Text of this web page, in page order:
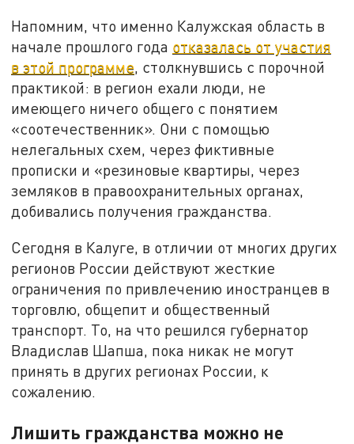
Напомним, что именно Калужская область в
начале прошлого года отказалась от участия
в этой программе, столкнувшись с порочной
практикой: в регион ехали люди, не
имеющего ничего общего с понятием
«соотечественник». Они с помощью
нелегальных схем, через фиктивные
прописки и «резиновые квартиры, через
земляков в правоохранительных органах,
добивались получения гражданства.
Сегодня в Калуге, в отличии от многих других
регионов России действуют жесткие
ограничения по привлечению иностранцев в
торговлю, общепит и общественный
транспорт. То, на что решился губернатор
Владислав Шапша, пока никак не могут
принять в других регионах России, к
сожалению.
Лишить гражданства можно не